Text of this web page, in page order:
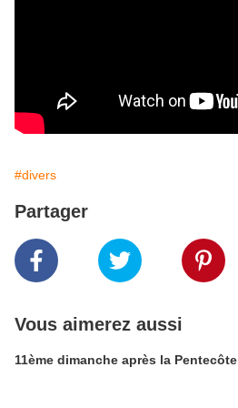
#divers
Partager
Vous aimerez aussi
11ème dimanche après la Pentecôte